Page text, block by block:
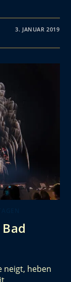
3. JANUAR 2019
neigt, heben